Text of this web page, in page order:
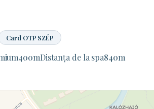
Card OTP SZÉP
400mDistanța de la spa840m